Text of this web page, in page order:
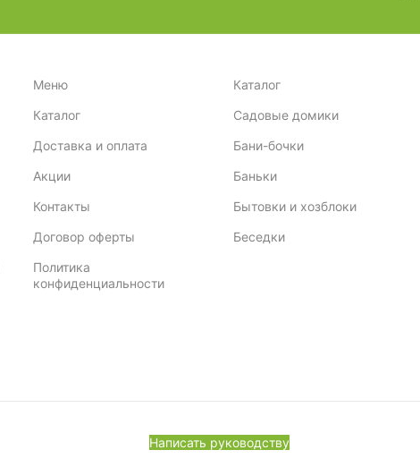
Меню
Каталог
Доставка и оплата
Акции
Контакты
Договор оферты
Политика
конфиденциальности
Каталог
Садовые домики
Бани-бочки
Баньки
Бытовки и хозблоки
Беседки
Написать руководству